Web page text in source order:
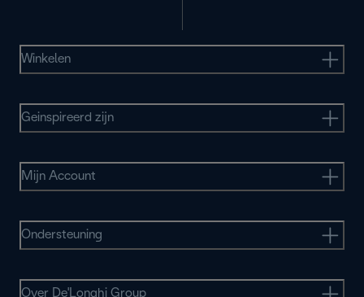
Winkelen
Geinspireerd zijn
Mijn Account
Ondersteuning
Over De'Longhi Group